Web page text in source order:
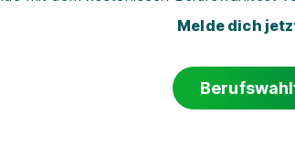
Melde dich